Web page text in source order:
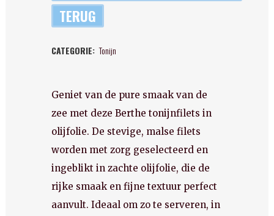
tonijnfilets
in
olijfolie
TERUG
CATEGORIE: Tonijn
Geniet van de pure smaak van de
zee met deze Berthe tonijnfilets in
olijfolie. De stevige, malse filets
worden met zorg geselecteerd en
ingeblikt in zachte olijfolie, die de
rijke smaak en fijne textuur perfect
aanvult. Ideaal om zo te serveren, in